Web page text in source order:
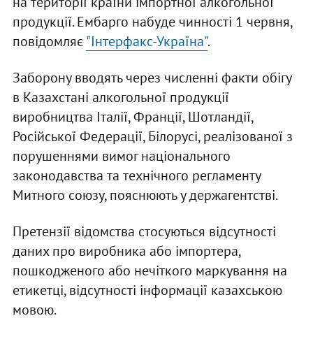
продукції. Ембарго набуде чинності 1 червня,
повідомляє"Інтерфакс-Україна".
Заборону вводять через численні факти обігу
в Казахстані алкогольної продукції
виробництва Італії, Франції, Шотландії,
Російської Федерації, Білорусі, реалізованої з
порушеннями вимог національного
законодавства та технічного регламенту
Митного союзу, пояснюють у держагентстві.
Претензії відомства стосуються відсутності
даних про виробника або імпортера,
пошкодженого або нечіткого маркування на
етикетці, відсутності інформації казахською
мовою.